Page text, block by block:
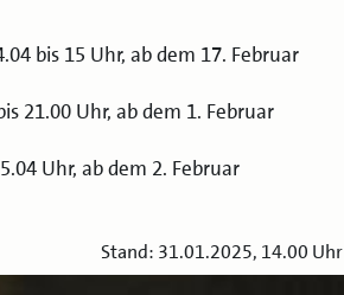
bis 15 Uhr, ab dem 17. Februar
21.00 Uhr, ab dem 1. Februar
Uhr, ab dem 2. Februar
Stand: 31.01.2025, 14.00 Uhr